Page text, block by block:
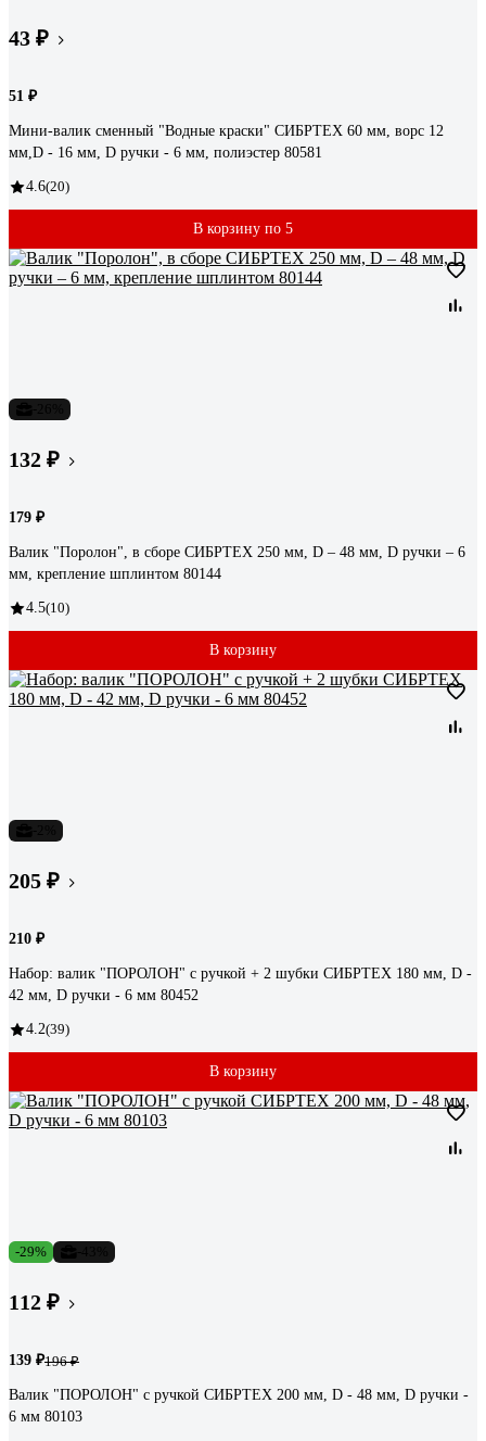
43 ₽
51 ₽
Мини-валик сменный "Водные краски" СИБРТЕХ 60 мм, ворс 12
мм,D - 16 мм, D ручки - 6 мм, полиэстер 80581
4.6(20)
В корзину по 5
132 ₽
179 ₽
Валик "Поролон", в сборе СИБРТЕХ 250 мм, D – 48 мм, D ручки – 6
мм, крепление шплинтом 80144
4.5(10)
В корзину
205 ₽
210 ₽
Набор: валик "ПОРОЛОН" с ручкой + 2 шубки СИБРТЕХ 180 мм, D -
42 мм, D ручки - 6 мм 80452
4.2(39)
В корзину
-29%
112 ₽
139 ₽196 ₽
Валик "ПОРОЛОН" с ручкой СИБРТЕХ 200 мм, D - 48 мм, D ручки -
6 мм 80103